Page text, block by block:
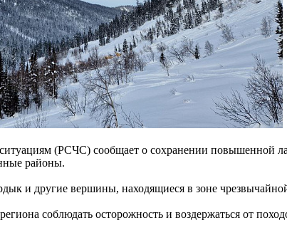
(РСЧС) сообщает о сохранении повышенной
районы.
и другие вершины, находящиеся в зоне
соблюдать осторожность и воздержаться от